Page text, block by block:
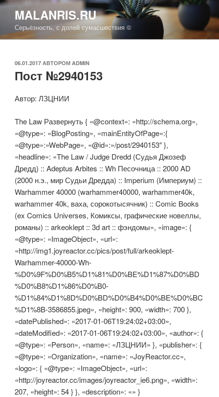
Перейти
содержимому
MALANRIS.RU
Серьёзность, с долей сумасшествия ©
ОПУБЛИКОВАНО
06.01.2017 АВТОРОМ ADMIN
Пост №2940153
Автор: ЛЗЦНИИ
The Law Развернуть { «@context»: «http://schema.org»,
«@type»: «BlogPosting», «mainEntityOfPage»:{
«@type»:»WebPage», «@id»:»/post/2940153″ },
«headline»: «The Law / Judge Dredd (Судья Джозеф
Дредд) :: Adeptus Arbites :: Wh Песочница :: 2000 AD
(2000 н.э., мир Судьи Дредда) :: Imperium (Империум) ::
Warhammer 40000 (warhammer40000, warhammer40k,
warhammer 40k, ваха, сорокотысячник) :: Comic Books
(ex Comics Universes, Комиксы, графические новеллы,
романы) :: arkeoklept :: 3d art :: фэндомы», «image»: {
«@type»: «ImageObject», «url»:
«http://img1.joyreactor.cc/pics/post/full/arkeoklept-
Warhammer-40000-Wh-
%D0%9F%D0%B5%D1%81%D0%BE%D1%87%D0%BD
%D0%B8%D1%86%D0%B0-
%D1%84%D1%8D%D0%BD%D0%B4%D0%BE%D0%BC
%D1%8B-3586855.jpeg», «height»: 900, «width»: 700 },
«datePublished»: «2017-01-06T19:24:02+03:00»,
«dateModified»: «2017-01-06T19:24:02+03:00», «author»: {
«@type»: «Person», «name»: «ЛЗЦНИИ» }, «publisher»: {
«@type»: «Organization», «name»: «JoyReactor.cc»,
«logo»: { «@type»: «ImageObject», «url»:
«http://joyreactor.cc/images/joyreactor_ie6.png», «width»:
207, «height»: 54 } }, «description»: «» }